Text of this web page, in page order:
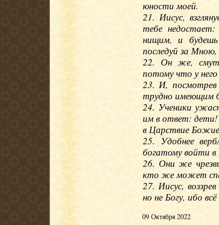
юности моей.
21. Иисус,
тебе
нищим, и
последуй за Мною,
22. Он же,
потому что у
23. И, посмотрев
трудно имеющим
24. Ученики
им в ответ:
в Царствие
25. Удобнее
богатому войти
26. Они же
кто же может
27. Иисус,
но не Богу, ибо
09 Октября 2022